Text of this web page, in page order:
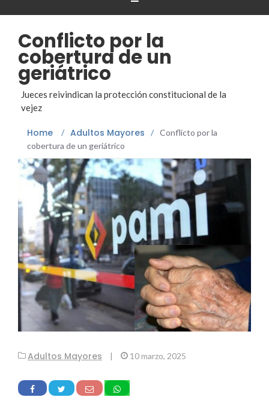
Conflicto por la
cobertura de un
geriátrico
Jueces reivindican la protección constitucional de la
vejez
Home / Adultos Mayores / Conflicto por la
cobertura de un geriátrico
Adultos Mayores | 10 marzo, 2025